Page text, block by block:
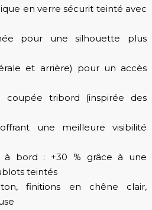
en verre sécurit teinté avec
pour une silhouette plus
et arrière) pour un accès
coupée tribord (inspirée des
une meilleure visibilité
à bord : +30 % grâce à une
teintés
finitions en chêne clair,